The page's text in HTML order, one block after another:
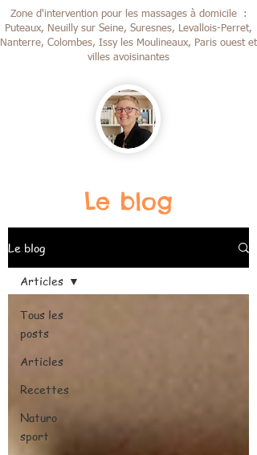
Zone d'intervention pour les massages à domicile :
Puteaux, Neuilly sur Seine, Suresnes, Levallois-Perret,
Nanterre, Colombes, Issy les Moulineaux, Paris ouest et
villes avoisinantes
Le blog
Le blog
Tous les
posts
Articles
Recettes
Naturo
sport
Articles